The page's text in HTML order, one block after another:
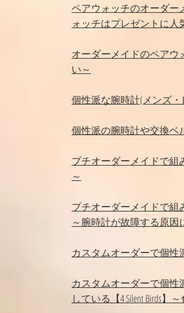
ペアウォッチのオーダー
ォッチはプレゼントに人
オーダーメイドのペア
い～
個性派な腕時計(メンズ
個性派の腕時計や交換ベ
プチオーダーメイドで
～
プチオーダーメイドで組
～腕時計が故障する原因
カスタムオーダーで個
カスタムオーダーで個
している【4 Silent Birds】